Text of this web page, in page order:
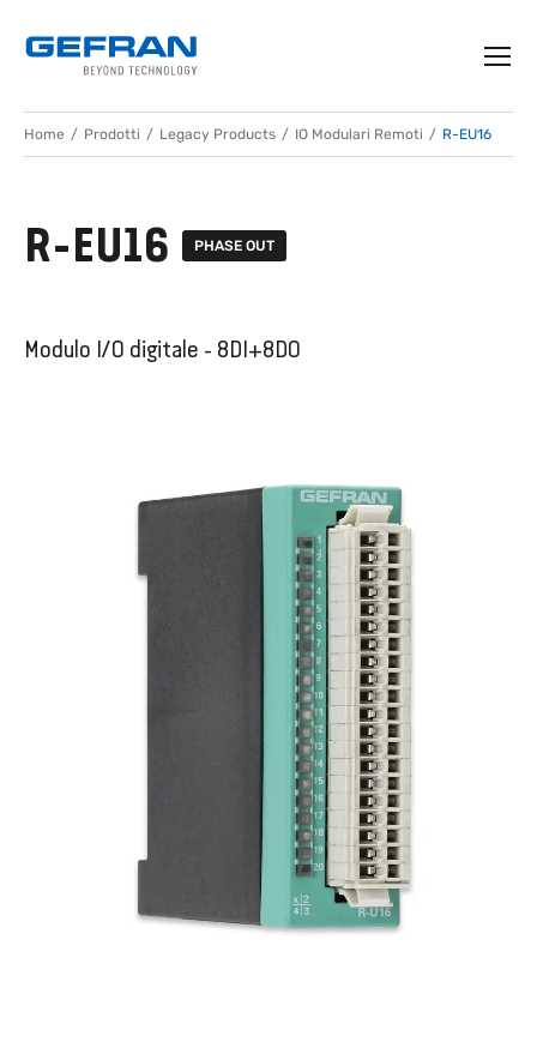
Home Prodotti Legacy Products IO Modulari Remoti R-EU16
R-EU16 PHASE OUT
Modulo I/O digitale - 8DI+8DO